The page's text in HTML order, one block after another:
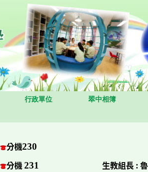
行政單位 翠中相簿
分機230
分機231 生教組長 :